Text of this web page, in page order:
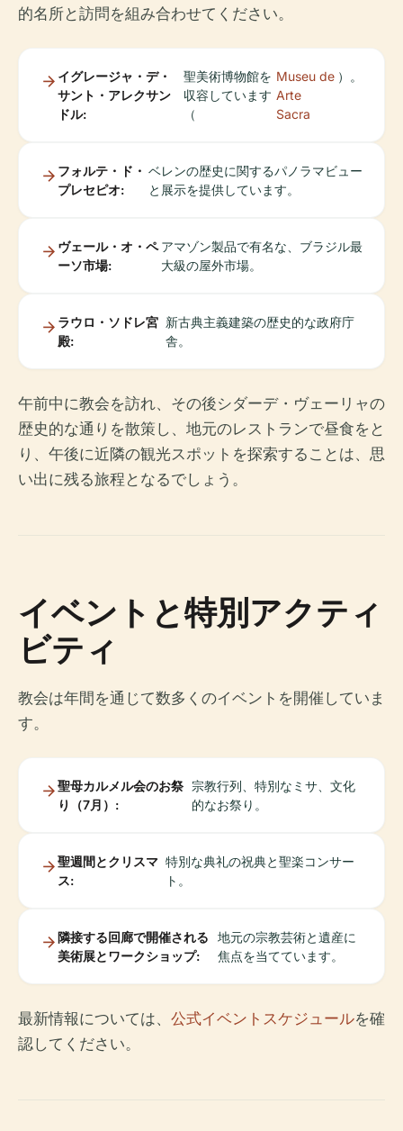
的名所と訪問を組み合わせてください。
イグレージャ・デ・
サント・アレクサン
ドル:
聖美術博物館を
収容しています
（
Museu de
Arte
Sacra
）。
フォルテ・ド・
プレセピオ:
ベレンの歴史に関するパノラマビュー
と展示を提供しています。
ヴェール・オ・ペ
ーソ市場:
アマゾン製品で有名な、ブラジル最
大級の屋外市場。
ラウロ・ソドレ宮
殿:
新古典主義建築の歴史的な政府庁
舎。
午前中に教会を訪れ、その後シダーデ・ヴェーリャの
歴史的な通りを散策し、地元のレストランで昼食をと
り、午後に近隣の観光スポットを探索することは、思
い出に残る旅程となるでしょう。
イベントと特別アクティ
ビティ
教会は年間を通じて数多くのイベントを開催していま
す。
聖母カルメル会のお祭
り（7月）:
宗教行列、特別なミサ、文化
的なお祭り。
聖週間とクリスマ
ス:
特別な典礼の祝典と聖楽コンサー
ト。
隣接する回廊で開催される
美術展とワークショップ:
地元の宗教芸術と遺産に
焦点を当てています。
最新情報については、 公式イベントスケジュールを確
認してください。